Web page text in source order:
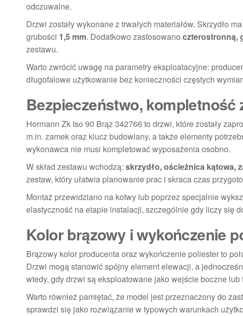
odczuwalne.
Drzwi zostały wykonane z trwałych materiałów. Skrzydło
grubości 1,5 mm. Dodatkowo zastosowano czterostronną,
zestawu.
Warto zwrócić uwagę na parametry eksploatacyjne:
długofalowe użytkowanie bez konieczności częstych
Bezpieczeństwo,
Hormann Zk Iso 90 Brąz 342766 to drzwi, które zostały
m.in. zamek oraz klucz budowlany, a także elementy
wykonawca nie musi kompletować wyposażenia osobno.
W skład zestawu wchodzą: skrzydło, ościeżnica kątowa,
zestaw, który ułatwia planowanie prac i skraca czas
Montaż przewidziano na kotwy lub poprzez specjalnie
elastyczność na etapie instalacji, szczególnie gdy liczy się
Kolor brązowy i wykończenie
Brązowy kolor producenta oraz wykończenie poliester to
Drzwi mogą stanowić spójny element elewacji, a
wtedy, gdy drzwi są eksploatowane jako wejście boczne lub
Warto również pamiętać, że model jest przeznaczony do
sprawdzi się jako rozwiązanie w typowych warunkach